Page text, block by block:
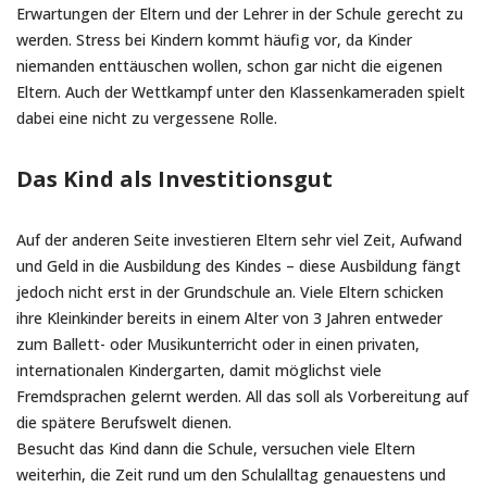
Erwartungen der Eltern und der Lehrer in der Schule gerecht zu
werden. Stress bei Kindern kommt häufig vor, da Kinder
niemanden enttäuschen wollen, schon gar nicht die eigenen
Eltern. Auch der Wettkampf unter den Klassenkameraden spielt
dabei eine nicht zu vergessene Rolle.
Das Kind als Investitionsgut
Auf der anderen Seite investieren Eltern sehr viel Zeit, Aufwand
und Geld in die Ausbildung des Kindes – diese Ausbildung fängt
jedoch nicht erst in der Grundschule an. Viele Eltern schicken
ihre Kleinkinder bereits in einem Alter von 3 Jahren entweder
zum Ballett- oder Musikunterricht oder in einen privaten,
internationalen Kindergarten, damit möglichst viele
Fremdsprachen gelernt werden. All das soll als Vorbereitung auf
die spätere Berufswelt dienen.
Besucht das Kind dann die Schule, versuchen viele Eltern
weiterhin, die Zeit rund um den Schulalltag genauestens und